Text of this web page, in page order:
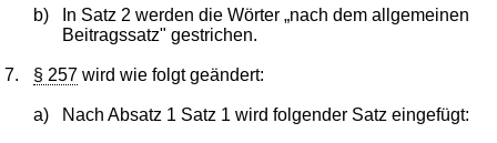
b)
In Satz 2 werden die Wörter „nach dem allgemeinen
Beitragssatz" gestrichen.
7. § 257 wird wie folgt geändert:
a) Nach Absatz 1 Satz 1 wird folgender Satz eingefügt: